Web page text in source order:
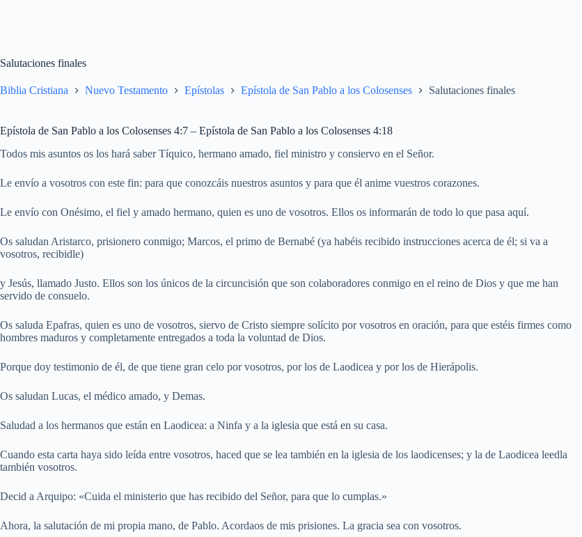
Salutaciones finales
Biblia Cristiana Nuevo Testamento Epístolas Epístola de San Pablo a los Colosenses Salutaciones finales
Epístola de San Pablo a los Colosenses 4:7 – Epístola de San Pablo a los Colosenses 4:18
Todos mis asuntos os los hará saber Tíquico, hermano amado, fiel ministro y consiervo en el Señor.
Le envío a vosotros con este fin: para que conozcáis nuestros asuntos y para que él anime vuestros corazones.
Le envío con Onésimo, el fiel y amado hermano, quien es uno de vosotros. Ellos os informarán de todo lo que pasa aquí.
Os saludan Aristarco, prisionero conmigo; Marcos, el primo de Bernabé (ya habéis recibido instrucciones acerca de él; si va a
vosotros, recibidle)
y Jesús, llamado Justo. Ellos son los únicos de la circuncisión que son colaboradores conmigo en el reino de Dios y que me han
servido de consuelo.
Os saluda Epafras, quien es uno de vosotros, siervo de Cristo siempre solícito por vosotros en oración, para que estéis firmes como
hombres maduros y completamente entregados a toda la voluntad de Dios.
Porque doy testimonio de él, de que tiene gran celo por vosotros, por los de Laodicea y por los de Hierápolis.
Os saludan Lucas, el médico amado, y Demas.
Saludad a los hermanos que están en Laodicea: a Ninfa y a la iglesia que está en su casa.
Cuando esta carta haya sido leída entre vosotros, haced que se lea también en la iglesia de los laodicenses; y la de Laodicea leedla
también vosotros.
Decid a Arquipo: «Cuida el ministerio que has recibido del Señor, para que lo cumplas.»
Ahora, la salutación de mi propia mano, de Pablo. Acordaos de mis prisiones. La gracia sea con vosotros.